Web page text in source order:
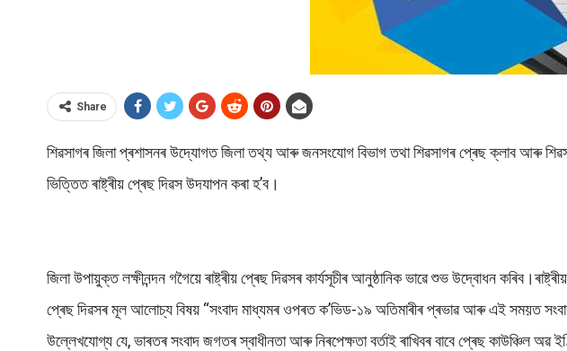
Share
শিৱসাগৰ জিলা প্ৰশাসনৰ উদ্যোগত জিলা তথ্য আৰু জনসংযোগ বিভাগ তথা শিৱসাগৰ প্ৰেছ ক্লাব আৰু
ভিত্তিত ৰাষ্ট্ৰীয় প্ৰেছ দিৱস উদযাপন কৰা হ’ব।
জিলা উপায়ুক্ত লক্ষীনন্দন গগৈয়ে ৰাষ্ট্ৰীয় প্ৰেছ দিৱসৰ কাৰ্যসূচীৰ আনুষ্ঠানিক ভাৱে শুভ উদ্বোধন
প্ৰেছ দিৱসৰ মূল আলোচ্য বিষয় “সংবাদ মাধ্যমৰ ওপৰত ক’ভিড-১৯ অতিমাৰীৰ প্ৰভাৱ আৰু এই সময়ত
উল্লেখযোগ্য যে, ভাৰতৰ সংবাদ জগতৰ স্বাধীনতা আৰু নিৰপেক্ষতা বৰ্তাই ৰাখিবৰ বাবে প্ৰেছ কাউঞ্চিল